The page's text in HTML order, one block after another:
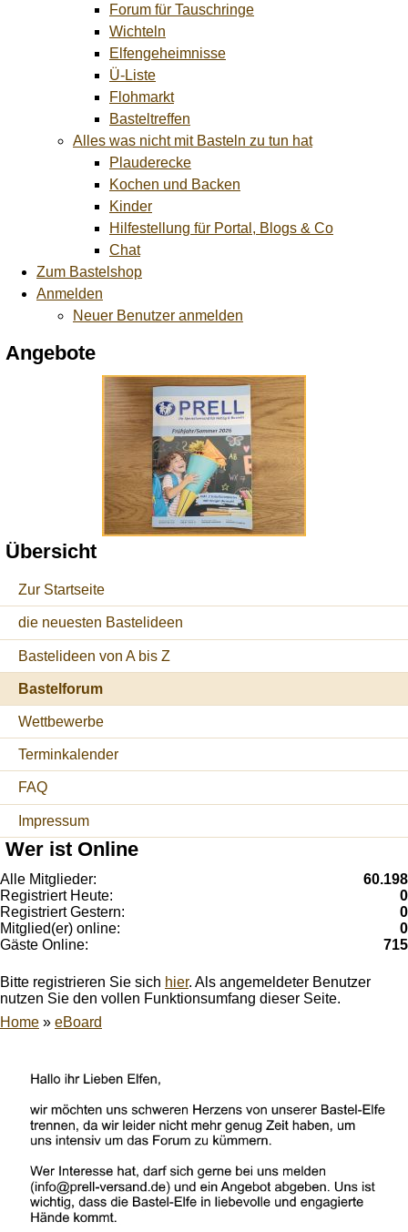
Forum für Tauschringe
Wichteln
Elfengeheimnisse
Ü-Liste
Flohmarkt
Basteltreffen
Alles was nicht mit Basteln zu tun hat
Plauderecke
Kochen und Backen
Kinder
Hilfestellung für Portal, Blogs & Co
Chat
Zum Bastelshop
Anmelden
Neuer Benutzer anmelden
Angebote
Übersicht
Zur Startseite
die neuesten Bastelideen
Bastelideen von A bis Z
Bastelforum
Wettbewerbe
Terminkalender
FAQ
Impressum
Wer ist Online
Alle Mitglieder:
60.198
Registriert Heute:
0
Registriert Gestern:
0
Mitglied(er) online:
0
Gäste Online:
715
Bitte registrieren Sie sich hier. Als angemeldeter Benutzer
nutzen Sie den vollen Funktionsumfang dieser Seite.
Home » eBoard